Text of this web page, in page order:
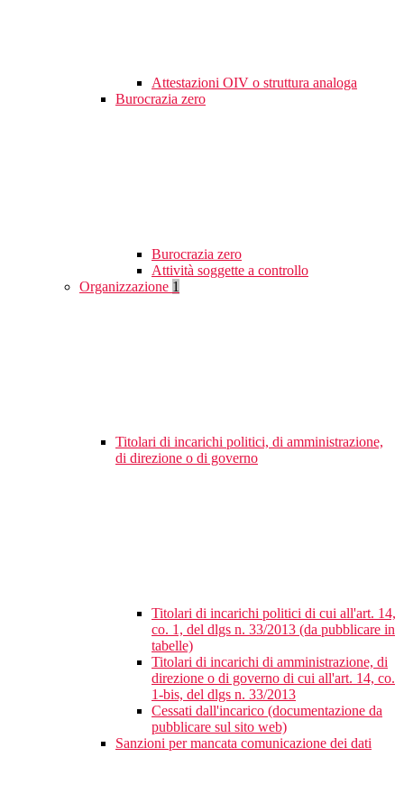
Attestazioni OIV o struttura analoga
Burocrazia zero
Burocrazia zero
Attività soggette a controllo
Organizzazione 1
Titolari di incarichi politici, di amministrazione,
di direzione o di governo
Titolari di incarichi politici di cui all'art. 14,
co. 1, del dlgs n. 33/2013 (da pubblicare in
tabelle)
Titolari di incarichi di amministrazione, di
direzione o di governo di cui all'art. 14, co.
1-bis, del dlgs n. 33/2013
Cessati dall'incarico (documentazione da
pubblicare sul sito web)
Sanzioni per mancata comunicazione dei dati